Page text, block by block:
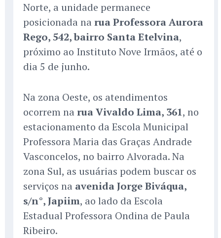
Norte, a unidade permanece
posicionada na rua Professora Aurora
Rego, 542, bairro Santa Etelvina,
próximo ao Instituto Nove Irmãos, até o
dia 5 de junho.
Na zona Oeste, os atendimentos
ocorrem na rua Vivaldo Lima, 361, no
estacionamento da Escola Municipal
Professora Maria das Graças Andrade
Vasconcelos, no bairro Alvorada. Na
zona Sul, as usuárias podem buscar os
serviços na avenida Jorge Biváqua,
s/n°, Japiim, ao lado da Escola
Estadual Professora Ondina de Paula
Ribeiro.